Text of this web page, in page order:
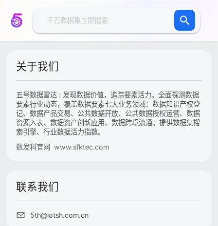
关于我们
五号数据雷达 : 发现数据价值，追踪要素活力。全面探测数据
要素行业动态，覆盖数据要素七大业务领域：数据知识产权登
记、数据产品交易、公共数据开放、公共数据授权运营、数据
资源入表、数据资产创新应用、数据跨境流通。提供数据集搜
索引擎、行业数据活力指数。
数发科官网 www.sfktec.com
联系我们
5th@iotsh.com.cn